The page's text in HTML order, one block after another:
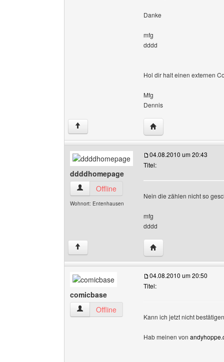
Danke
mfg
dddd
Hol dir halt einen externen
Mfg
Dennis
↑ Website dieses
ddddhomepage
ddddhomepage Benutzer-Profile anzeigen
Offline
Wohnort: Entenhausen
04.08.2010 um 20:43
Titel:
Nein die zählen nicht so
mfg
dddd
↑ Website dieses
comicbase
comicbase Benutzer-Profile anzeigen
Offline
04.08.2010 um 20:50
Titel:
Kann ich jetzt nicht
Hab meinen von